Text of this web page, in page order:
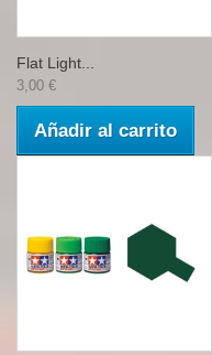
Flat Light...
3,00 €
Añadir al carrito